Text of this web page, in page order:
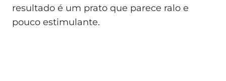
resultado é um prato que parece ralo e
pouco estimulante.